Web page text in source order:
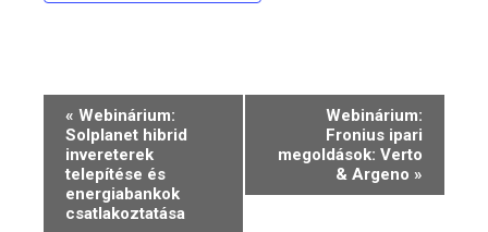
Event
Navigation
« Webinárium:
Solplanet hibrid
invereterek
telepítése és
energiabankok
csatlakoztatása
Webinárium:
Fronius ipari
megoldások: Verto
& Argeno »